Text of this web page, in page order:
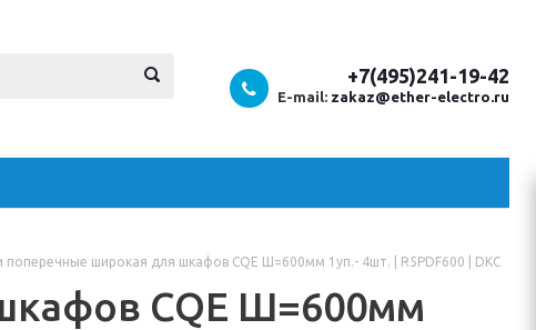
+7(495)241-19-42
E-mail: zakaz@ether-electro.ru
поперечные широкая для шкафов CQE Ш=600мм 1уп.- 4шт. | R5PDF600 | DKC
CQE Ш=600мм